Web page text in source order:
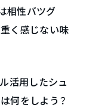
相性バツグ
く感じない味
活用したシュ
何をしよう？